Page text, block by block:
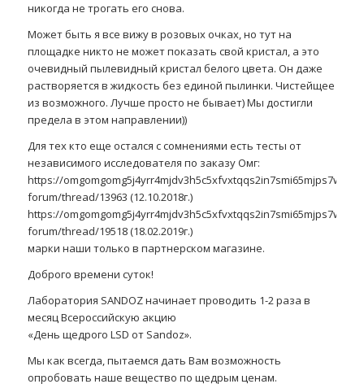
никогда не трогать его снова.
Может быть я все вижу в розовых очках, но тут на
площадке никто не может показать свой кристал, а это
очевидный пылевидный кристал белого цвета. Он даже
растворяется в жидкость без единой пылинки. Чистейщее
из возможного. Лучше просто не бывает) Мы достигли
предела в этом направлении))
Для тех кто еще остался с сомнениями есть тесты от
независимого исследователя по заказу Омг:
https://
forum/thread/13963 (12.10.2018г.)
https://
forum/thread/19518 (18.02.2019г.)
марки наши только в партнерском магазине.
Доброго времени суток!
Лаборатория SANDOZ начинает проводить 1-2 раза в
месяц Всероссийскую акцию
«День щедрого LSD от Sandoz».
Мы как всегда, пытаемся дать Вам возможность
опробовать наше вещество по щедрым ценам.